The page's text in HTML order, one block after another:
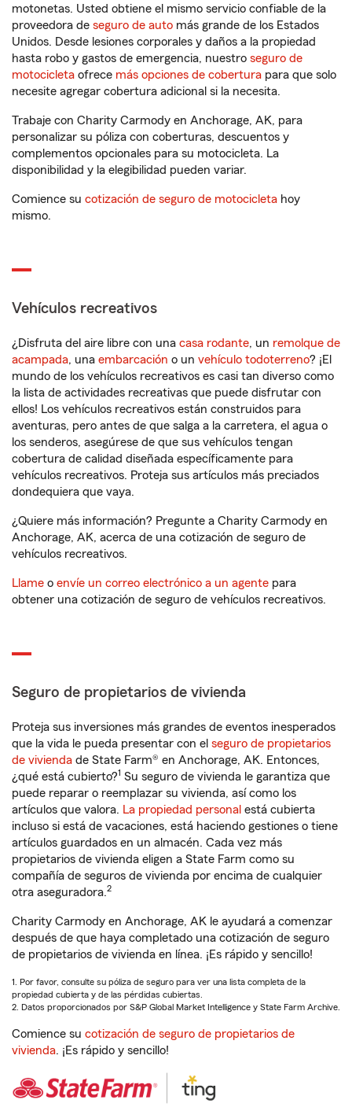
motonetas. Usted obtiene el mismo servicio confiable de la
proveedora de seguro de auto más grande de los Estados
Unidos. Desde lesiones corporales y daños a la propiedad
hasta robo y gastos de emergencia, nuestro seguro de
motocicleta ofrece más opciones de cobertura para que solo
necesite agregar cobertura adicional si la necesita.
Trabaje con Charity Carmody en Anchorage, AK, para
personalizar su póliza con coberturas, descuentos y
complementos opcionales para su motocicleta. La
disponibilidad y la elegibilidad pueden variar.
Comience su cotización de seguro de motocicleta hoy
mismo.
Vehículos recreativos
¿Disfruta del aire libre con una casa rodante, un remolque de
acampada, una embarcación o un vehículo todoterreno? ¡El
mundo de los vehículos recreativos es casi tan diverso como
la lista de actividades recreativas que puede disfrutar con
ellos! Los vehículos recreativos están construidos para
aventuras, pero antes de que salga a la carretera, el agua o
los senderos, asegúrese de que sus vehículos tengan
cobertura de calidad diseñada específicamente para
vehículos recreativos. Proteja sus artículos más preciados
dondequiera que vaya.
¿Quiere más información? Pregunte a Charity Carmody en
Anchorage, AK, acerca de una cotización de seguro de
vehículos recreativos.
Llame o envíe un correo electrónico a un agente para
obtener una cotización de seguro de vehículos recreativos.
Seguro de propietarios de vivienda
Proteja sus inversiones más grandes de eventos inesperados
que la vida le pueda presentar con el seguro de propietarios
de vivienda de State Farm® en Anchorage, AK. Entonces,
¿qué está cubierto?1 Su seguro de vivienda le garantiza que
puede reparar o reemplazar su vivienda, así como los
artículos que valora. La propiedad personal está cubierta
incluso si está de vacaciones, está haciendo gestiones o tiene
artículos guardados en un almacén. Cada vez más
propietarios de vivienda eligen a State Farm como su
compañía de seguros de vivienda por encima de cualquier
otra aseguradora.2
Charity Carmody en Anchorage, AK le ayudará a comenzar
después de que haya completado una cotización de seguro
de propietarios de vivienda en línea. ¡Es rápido y sencillo!
1. Por favor, consulte su póliza de seguro para ver una lista completa de la
propiedad cubierta y de las pérdidas cubiertas.
2. Datos proporcionados por S&P Global Market Intelligence y State Farm Archive.
Comience su cotización de seguro de propietarios de
vivienda. ¡Es rápido y sencillo!